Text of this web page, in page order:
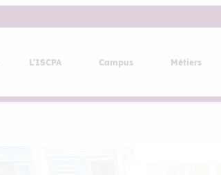
L’ISCPA Campus Métiers